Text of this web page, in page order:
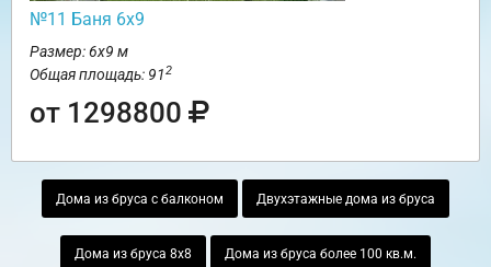
№11 Баня 6х9
Размер: 6х9 м
Общая площадь: 912
от 1298800
Дома из бруса с балконом Двухэтажные дома из бруса
Дома из бруса 8х8 Дома из бруса более 100 кв.м.